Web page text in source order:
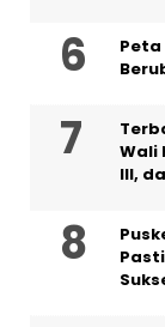
Peta
Wali
III,